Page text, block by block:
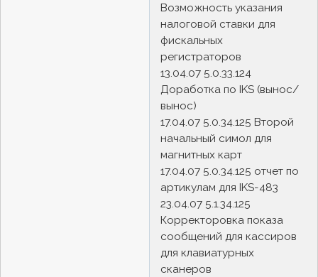
Возможность указания
налоговой ставки для
фискальных
регистраторов
13.04.07 5.0.33.124
Доработка по IKS (вынос/
вынос)
17.04.07 5.0.34.125 Второй
начальный симол для
магнитных карт
17.04.07 5.0.34.125 отчет по
артикулам для IKS-483
23.04.07 5.1.34.125
Корректоровка показа
сообщений для кассиров
для клавиатурных
сканеров